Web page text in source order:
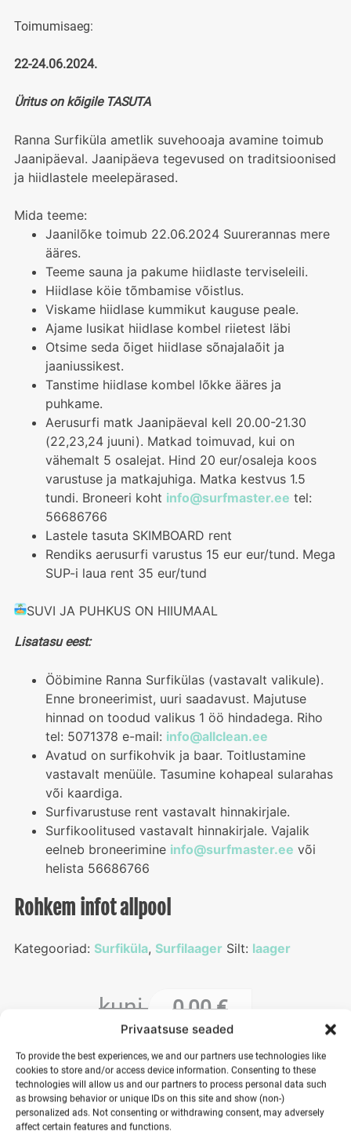
Privaatsuse seaded
To provide the best experiences, we and our partners use technologies like
cookies to store and/or access device information. Consenting to these
technologies will allow us and our partners to process personal data such
as browsing behavior or unique IDs on this site and show (non-)
personalized ads. Not consenting or withdrawing consent, may adversely
affect certain features and functions.
kuni 0,00€
alates
Toimumisaeg:
22-24.06.2024.
Üritus on kõigile TASUTA
Ranna Surfiküla ametlik suvehooaja avamine toimub
Jaanipäeval. Jaanipäeva tegevused on traditsioonised
ja hiidlastele meelepärased.
Mida teeme:
Jaanilõke toimub 22.06.2024 Suurerannas mere
ääres.
Teeme sauna ja pakume hiidlaste terviseleili.
Hiidlase köie tõmbamise võistlus.
Viskame hiidlase kummikut kauguse peale.
Ajame lusikat hiidlase kombel riietest läbi
Otsime seda õiget hiidlase sõnajalaõit ja
jaaniussikest.
Tanstime hiidlase kombel lõkke ääres ja
puhkame.
Aerusurfi matk Jaanipäeval kell 20.00-21.30
(22,23,24 juuni). Matkad toimuvad, kui on
vähemalt 5 osalejat. Hind 20 eur/osaleja koos
varustuse ja matkajuhiga. Matka kestvus 1.5
tundi. Broneeri koht info@surfmaster.ee tel:
56686766
Lastele tasuta SKIMBOARD rent
Rendiks aerusurfi varustus 15 eur eur/tund. Mega
SUP-i laua rent 35 eur/tund
SUVI JA PUHKUS ON HIIUMAAL
Lisatasu eest:
Ööbimine Ranna Surfikülas (vastavalt valikule).
Enne broneerimist, uuri saadavust. Majutuse
hinnad on toodud valikus 1 öö hindadega. Riho
tel: 5071378 e-mail: info@allclean.ee
Avatud on surfikohvik ja baar. Toitlustamine
vastavalt menüüle. Tasumine kohapeal sularahas
või kaardiga.
Surfivarustuse rent vastavalt hinnakirjale.
Surfikoolitused vastavalt hinnakirjale. Vajalik
eelneb broneerimine info@surfmaster.ee või
helista 56686766
Rohkem infot allpool
Toimumisaeg
Kategooriad: Surfiküla, Surfilaager Silt: laager